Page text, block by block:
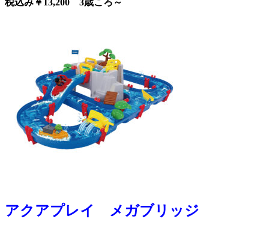
アクアプレイ メガブリッジ